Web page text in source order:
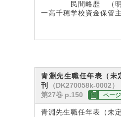
民間略歴 （明治
一高千穂学校資金保
青淵先生職任年表（
刊
（DK270058k-0002）
第27巻 p.150
ペー
青淵先生職任年表（